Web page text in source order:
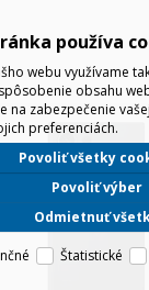
používa
webu využívame
obsahu
na zabezpečenie
preferenciách.
Odmietnuť
Povoliť výber
Povoliť všetky
Štatistické